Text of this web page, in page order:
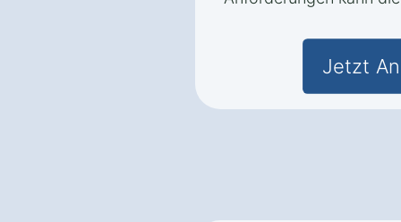
Jetzt